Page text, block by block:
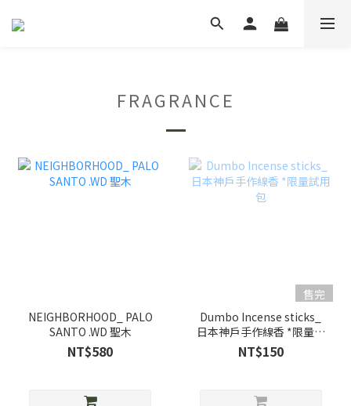
FRAGRANCE
NEIGHBORHOOD_ PALO
SANTO .WD 聖木
NT$580
售完
Dumbo Incense sticks_
日本神戶手作線香 *限量試
用包
NT$150